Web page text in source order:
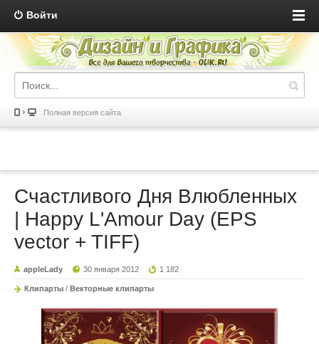
Войти
Полная версия сайта
Счастливого Дня Влюбленных
| Happy L'Amour Day (EPS
vector + TIFF)
appleLady 30 января 2012 1 182
Клипарты / Векторные клипарты